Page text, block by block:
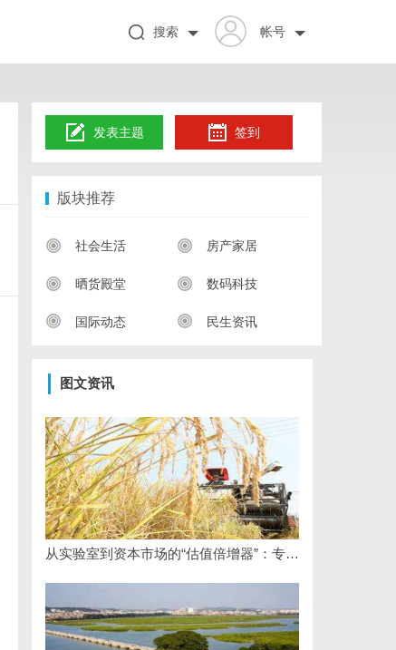
帐号
搜索
发表主题 签到
版块推荐
社会生活 房产家居
晒货殿堂 数码科技
国际动态 民生资讯
图文资讯
从实验室到资本市场的“估值倍增器”：专利律师如何重塑硬科技企业的融资逻辑